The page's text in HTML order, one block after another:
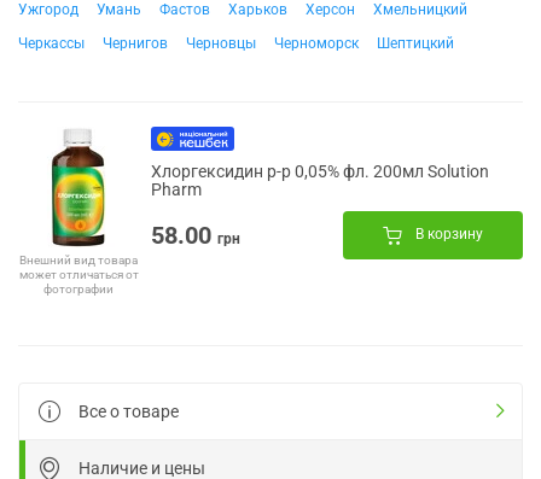
Ужгород
Умань Фастов Харьков Херсон
Хмельницкий
Черкассы
Чернигов Черновцы Черноморск Шептицкий
Внешний вид товара
может отличаться от
фотографии
Хлоргексидин р-р 0,05% фл. 200мл Solution
Pharm
58.00 грн В корзину
Все о товаре
Наличие и цены